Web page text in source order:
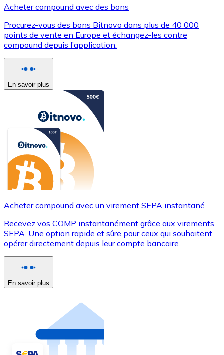
Acheter compound avec des bons
Procurez-vous des bons Bitnovo dans plus de 40 000
points de vente en Europe et échangez-les contre
compound depuis l’application.
En savoir plus
Acheter compound avec un virement SEPA instantané
Recevez vos COMP instantanément grâce aux virements
SEPA. Une option rapide et sûre pour ceux qui souhaitent
opérer directement depuis leur compte bancaire.
En savoir plus